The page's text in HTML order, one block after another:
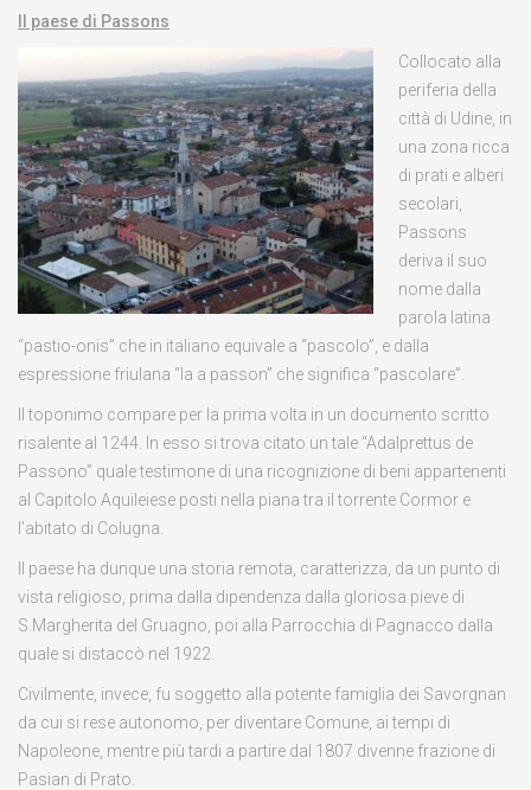
Il paese di Passons
Collocato alla
periferia della
città di Udine, in
una zona ricca
di prati e alberi
secolari,
Passons
deriva il suo
nome dalla
parola latina
“pastio-onis” che in italiano equivale a “pascolo”, e dalla
espressione friulana “la a passon” che significa “pascolare”.
Il toponimo compare per la prima volta in un documento scritto
risalente al 1244. In esso si trova citato un tale “Adalprettus de
Passono” quale testimone di una ricognizione di beni appartenenti
al Capitolo Aquileiese posti nella piana tra il torrente Cormor e
l’abitato di Colugna.
Il paese ha dunque una storia remota, caratterizza, da un punto di
vista religioso, prima dalla dipendenza dalla gloriosa pieve di
S.Margherita del Gruagno, poi alla Parrocchia di Pagnacco dalla
quale si distaccò nel 1922.
Civilmente, invece, fu soggetto alla potente famiglia dei Savorgnan
da cui si rese autonomo, per diventare Comune, ai tempi di
Napoleone, mentre più tardi a partire dal 1807 divenne frazione di
Pasian di Prato.